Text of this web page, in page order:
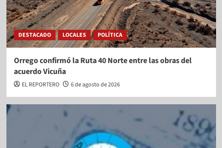
DESTACADO LOCALES POLÍTICA
Orrego confirmó la Ruta 40 Norte entre las obras del
acuerdo Vicuña
EL REPORTERO 6 de agosto de 2026